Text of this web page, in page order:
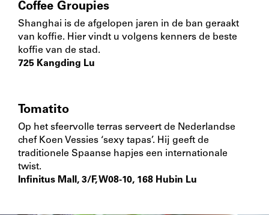
Coffee Groupies
Shanghai is de afgelopen jaren in de ban geraakt
van koffie. Hier vindt u volgens kenners de beste
koffie van de stad.
725 Kangding Lu
Tomatito
Op het sfeervolle terras serveert de Nederlandse
chef Koen Vessies ‘sexy tapas’. Hij geeft de
traditionele Spaanse hapjes een internationale
twist.
Infinitus Mall, 3/F, W08-10, 168 Hubin Lu